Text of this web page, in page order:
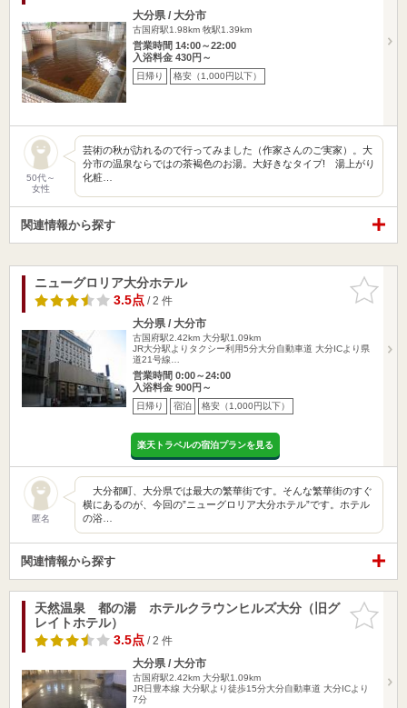
大分県 / 大分市
古国府駅1.98km 牧駅1.39km
営業時間 14:00～22:00
入浴料金 430円～
日帰り 格安（1,000円以下）
50代～
女性
芸術の秋が訪れるので行ってみました（作家さんのご実家）。大
分市の温泉ならではの茶褐色のお湯。大好きなタイプ! 湯上がり
化粧…
関連情報から探す
お気に入
りに追加
ニューグロリア大分ホテル
3.5点/ 2 件
大分県 / 大分市
古国府駅2.42km 大分駅1.09km
JR大分駅よりタクシー利用5分大分自動車道 大分ICより県
道21号線…
営業時間 0:00～24:00
入浴料金 900円～
日帰り 宿泊 格安（1,000円以下）
楽天トラベルの宿泊プランを見る
匿名
大分都町、大分県では最大の繁華街です。そんな繁華街のすぐ
横にあるのが、今回の”ニューグロリア大分ホテル”です。ホテル
の浴…
関連情報から探す
お気に入
りに追加
天然温泉 都の湯 ホテルクラウンヒルズ大分（旧グ
レイトホテル）
3.5点/ 2 件
大分県 / 大分市
古国府駅2.42km 大分駅1.09km
JR日豊本線 大分駅より徒歩15分大分自動車道 大分ICより
7分